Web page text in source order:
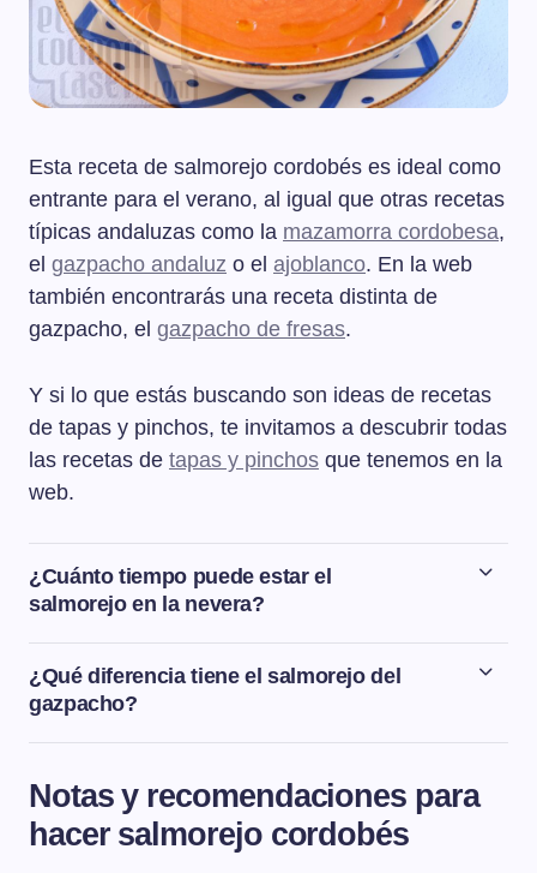
Esta receta de salmorejo cordobés es ideal como
entrante para el verano, al igual que otras recetas
típicas andaluzas como la mazamorra cordobesa,
el gazpacho andaluz o el ajoblanco. En la web
también encontrarás una receta distinta de
gazpacho, el gazpacho de fresas.
Y si lo que estás buscando son ideas de recetas
de tapas y pinchos, te invitamos a descubrir todas
las recetas de tapas y pinchos que tenemos en la
web.
¿Cuánto tiempo puede estar el
salmorejo en la nevera?
El salmorejo puede conservarse en la nevera dentro de
un táper o un recipiente bien cerrado hasta un máximo
de 4 días.
¿Qué diferencia tiene el salmorejo del
gazpacho?
Son varias las diferencias que hay entre el salmorejo y
gazpacho más bien una sopa. Aunque los dos tienen el
tomate como protagonista, el gazpacho lleva además
otros vegetales como el pepino y el pimiento verde. El
Notas y recomendaciones para
hacer salmorejo cordobés